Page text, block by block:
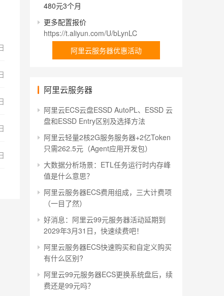
480元3个月
更多配置报价
https://t.aliyun.com/U/bLynLC
阿里云服务器优惠活动
阿里云服务器
阿里云ECS云盘ESSD AutoPL、ESSD 云
盘和ESSD Entry区别及选择方法
阿里云轻量2核2G服务服务器+2亿Token
只需262.5元（Agent应用开发包）
大数据分析场景：ETL任务运行时内存峰
值是什么意思？
阿里云服务器ECS费用组成，三大计费项
（一目了然）
好消息：阿里云99元服务器活动延期到
2029年3月31日，快速续费吧！
阿里云服务器ECS快速购买和自定义购买
有什么区别?
阿里云99元服务器ECS更换系统盘后，续
费还是99元吗？